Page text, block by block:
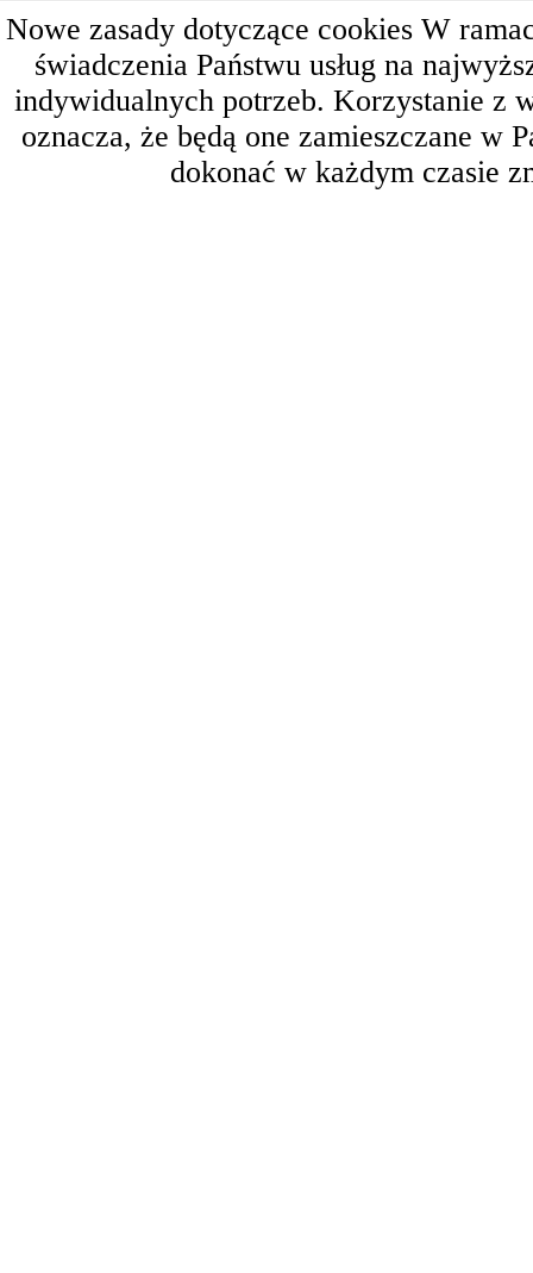
Nowe zasady dotyczące cookies W
świadczenia Państwu usług na
indywidualnych potrzeb. Korzystanie z
oznacza, że będą one zamieszczane w
dokonać w każdym czasie